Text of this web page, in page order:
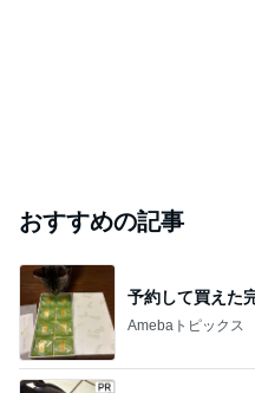
おすすめの記事
予約して買えた
Amebaトピックス